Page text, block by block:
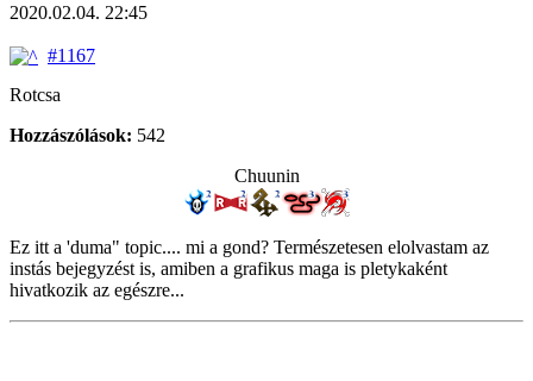
2020.02.04. 22:45
#1167
Rotcsa
Hozzászólások: 542
Chuunin
Ez itt a 'duma" topic.... mi a gond? Természetesen elolvastam az
instás bejegyzést is, amiben a grafikus maga is pletykaként
hivatkozik az egészre...